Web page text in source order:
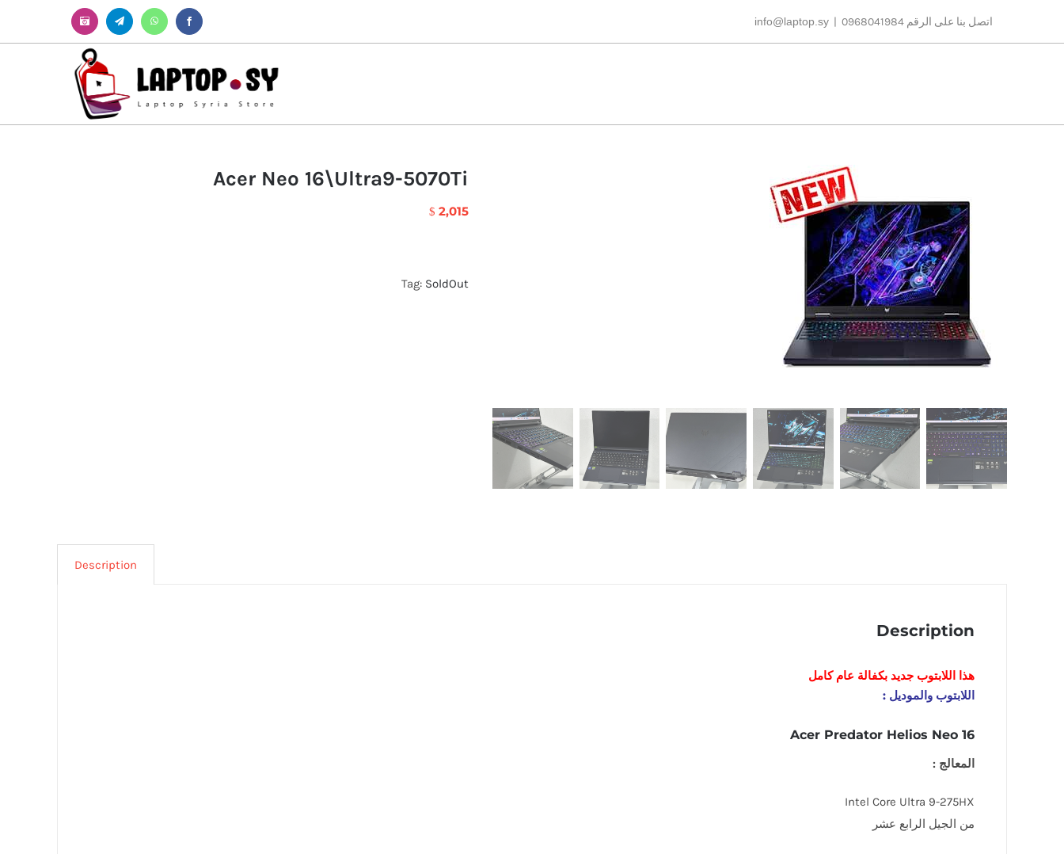
اتصل بنا على الرقم 0968041984 |
info@laptop.sy
Facebook
WhatsApp
Telegram
Instagram
Acer Neo 16\Ultra9-5070Ti
$ 2,015
Tag: SoldOut
Description
Description
هذا اللابتوب جديد بكفالة عام كامل
اللابتوب والموديل :
Acer Predator Helios Neo 16
المعالج :
Intel Core Ultra 9-275HX
من الجيل الرابع عشر